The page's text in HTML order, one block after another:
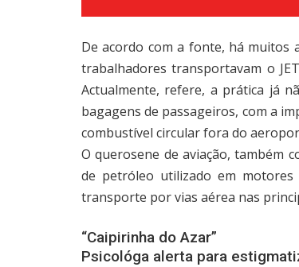
De acordo com a fonte, há
trabalhadores transportavam o
Actualmente, refere, a prática já
bagagens de passageiros, com a
combustível circular fora do
O querosene de aviação, também
de petróleo utilizado em
transporte por vias aérea nas
“Caipirinha do Azar”
Psicológa alerta para